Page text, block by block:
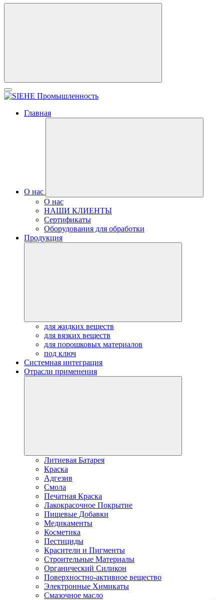
Главная
О нас
О нас
НАШИ КЛИЕНТЫ
Сертификаты
Оборудования для обработки
Продукция
для жидких веществ
для вязких веществ
для порошковых материалов
под ключ
Системная интеграция
Отрасли применения
Литиевая Батарея
Краска
Адгезив
Смола
Печатная Краска
Лакокрасочное Покрытие
Пищевые Добавки
Медикаменты
Косметика
Пестициды
Красители и Пигменты
Строительные Материалы
Органический Силикон
Поверхностно-активное вещество
Электронные Химикаты
Смазочное масло